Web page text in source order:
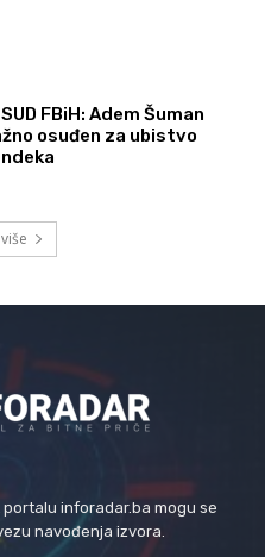
FBiH: Adem Šuman
osuđen za ubistvo
inforadar.ba mogu se
navođenja izvora.